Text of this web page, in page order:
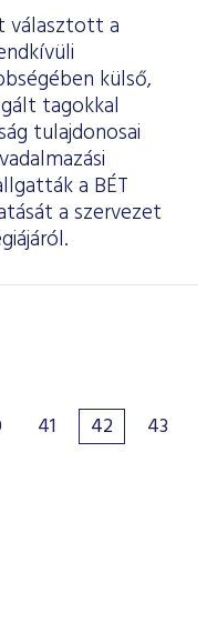
választott a
külső,
tagokkal
tulajdonosai
a BÉT
a szervezet
41 42 43